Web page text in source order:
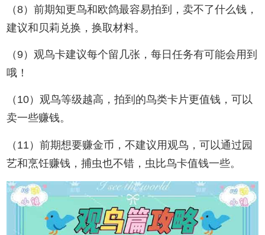
（8）前期知更鸟和欧鸽最容易拍到，卖不了什么钱，
建议和贝莉兑换，换取材料。
（9）观鸟卡建议每个留几张，每日任务有可能会用到
哦！
（10）观鸟等级越高，拍到的鸟类卡片更值钱，可以
卖一些赚钱。
（11）前期想要赚金币，不建议用观鸟，可以通过园
艺和烹饪赚钱，捕虫也不错，虫比鸟卡值钱一些。